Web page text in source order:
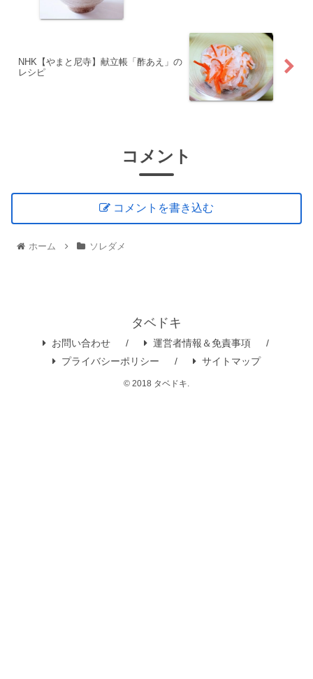
NHK【やまと尼寺】献立帳「酢あえ」の
レシピ
コメント
コメントを書き込む
ホーム ソレダメ
タベドキ
お問い合わせ
運営者情報＆免責事項
プライバシーポリシー
サイトマップ
© 2018 タベドキ.